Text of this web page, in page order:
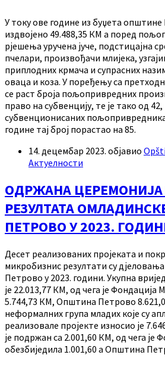
У току ове године из буџета општине
издвојено 49.488,35 КМ а поред
рјешења уручена јуче, подстицајна
пчелари, произвођачи млијека,
приплодних крмача и супрасних
оваца и коза. У поређењу са
се раст броја пољопривредних
право на субвенцију, те је тако од
субвенционисаних
године тај број порастао на 85.
14. децембар 2023. објавио
Актуелности
ОДРЖАНА
РЕЗУЛТАТА
ПЕТРОВО У 2023.
Десет реализованих пројеката и
микробизнис резултати су
Петрово у 2023. години. Укупна
је 22.013,77 КМ, од чега је Фондација
5.744,73 КМ, Општина Петрово
неформалних група младих које су
реализовале пројекте износио је
је подржан са 2.001,60 КМ, од чега је
обезбиједила 1.001,60 а Општина